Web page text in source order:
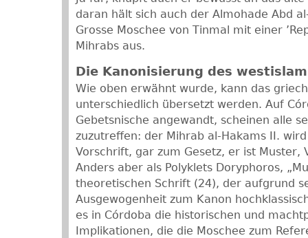
daran hält sich auch der Almohade Abd
Grosse Moschee von Tinmal mit einer
Mihrabs aus.
Die Kanonisierung des
Wie oben erwähnt wurde, kann das
unterschiedlich übersetzt werden. Auf
Gebetsnische angewandt, scheinen alle
zuzutreffen: der Mihrab al-Hakams II.
Vorschrift, gar zum Gesetz, er ist Muster,
Anders aber als Polyklets Doryphoros,
theoretischen Schrift (24), der aufgrund
Ausgewogenheit zum Kanon
es in Córdoba die historischen und
Implikationen, die die Moschee zum